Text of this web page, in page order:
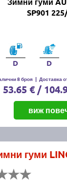
SP901
D D
8 броя | Доставка
53.65 € /
виж
гуми